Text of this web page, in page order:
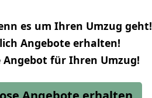
es um Ihren Umzug geht!
Angebote erhalten!
Angebot für Ihren Umzug!